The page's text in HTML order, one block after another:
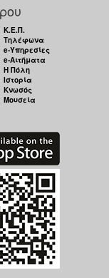
Κ.Ε.Π.
Τηλέφωνα
e-Υπηρεσίες
e-Αιτήματα
Η Πόλη
Ιστορία
Κνωσός
Μουσεία